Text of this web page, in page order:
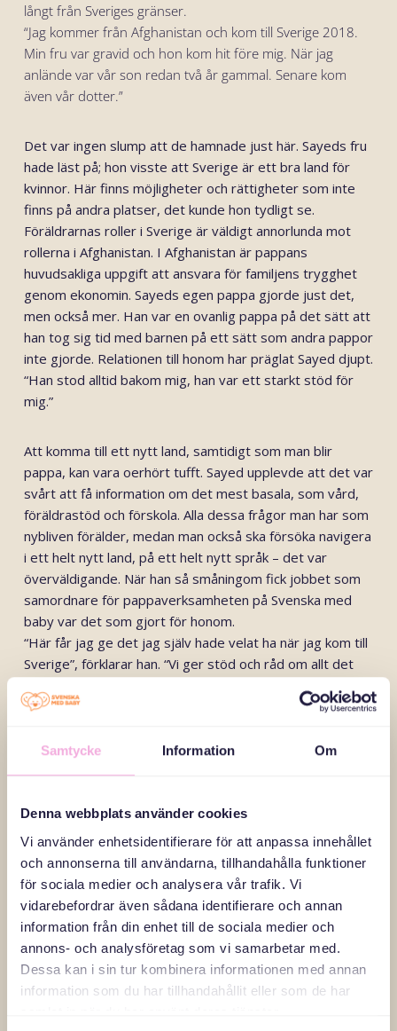
Samtycke Information Om
Denna webbplats använder cookies
Vi använder enhetsidentifierare för att anpassa innehållet
och annonserna till användarna, tillhandahålla funktioner
för sociala medier och analysera vår trafik. Vi
vidarebefordrar även sådana identifierare och annan
information från din enhet till de sociala medier och
annons- och analysföretag som vi samarbetar med.
Dessa kan i sin tur kombinera informationen med annan
information som du har tillhandahållit eller som de har
långt från Sveriges gränser.
“Jag kommer från Afghanistan och kom till Sverige 2018.
Min fru var gravid och hon kom hit före mig. När jag
anlände var vår son redan två år gammal. Senare kom
även vår dotter.”
Det var ingen slump att de hamnade just här. Sayeds fru
hade läst på; hon visste att Sverige är ett bra land för
kvinnor. Här finns möjligheter och rättigheter som inte
finns på andra platser, det kunde hon tydligt se.
Föräldrarnas roller i Sverige är väldigt annorlunda mot
rollerna i Afghanistan. I Afghanistan är pappans
huvudsakliga uppgift att ansvara för familjens trygghet
genom ekonomin. Sayeds egen pappa gjorde just det,
men också mer. Han var en ovanlig pappa på det sätt att
han tog sig tid med barnen på ett sätt som andra pappor
inte gjorde. Relationen till honom har präglat Sayed djupt.
“Han stod alltid bakom mig, han var ett starkt stöd för
mig.”
Att komma till ett nytt land, samtidigt som man blir
pappa, kan vara oerhört tufft. Sayed upplevde att det var
svårt att få information om det mest basala, som vård,
föräldrastöd och förskola. Alla dessa frågor man har som
nybliven förälder, medan man också ska försöka navigera
i ett helt nytt land, på ett helt nytt språk – det var
överväldigande. När han så småningom fick jobbet som
samordnare för pappaverksamheten på Svenska med
baby var det som gjort för honom.
“Här får jag ge det jag själv hade velat ha när jag kom till
Sverige”, förklarar han. “Vi ger stöd och råd om allt det
övermäktig. Med osäkerhet kring uppehållstillstånd,
boende och ekonomi kan det vara svårt att fokusera på
med barn upp till fem år. Målet är att ungefär hälften av
deltagarna på varje träff är nya i Sverige, medan den
andra hälften är etablerade här. Under träffarna sker ett
dynamiskt erfarenhets- och kunskapsutbyte mellan
papporna. Träffarna erbjuder med andra ord inte bara en
bas för information, utan också ett värdefullt socialt
sammanhang. Något av det bästa Sayed vet med jobbet
är att se när pappor som aldrig tidigare mötts byter
kontaktuppgifter i slutet av en träff. Att hitta en